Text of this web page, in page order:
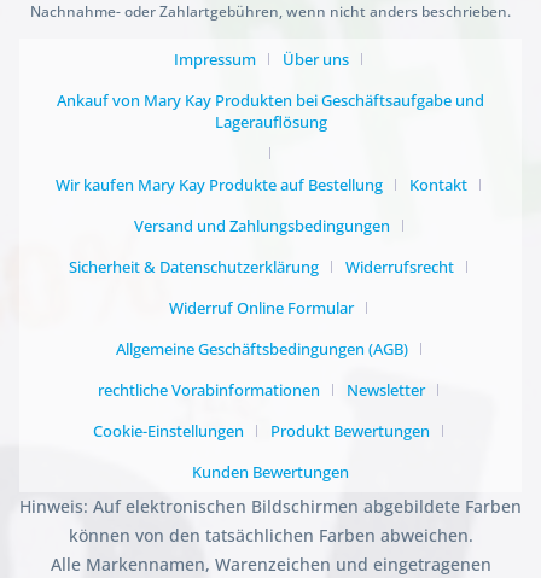
Nachnahme- oder Zahlartgebühren, wenn nicht anders beschrieben.
Impressum
Über uns
Ankauf von Mary Kay Produkten bei Geschäftsaufgabe und
Lagerauflösung
Wir kaufen Mary Kay Produkte auf Bestellung
Kontakt
Versand und Zahlungsbedingungen
Sicherheit & Datenschutzerklärung
Widerrufsrecht
Widerruf Online Formular
Allgemeine Geschäftsbedingungen (AGB)
rechtliche Vorabinformationen
Newsletter
Cookie-Einstellungen
Produkt Bewertungen
Kunden Bewertungen
Hinweis: Auf elektronischen Bildschirmen abgebildete Farben
können von den tatsächlichen Farben abweichen.
Alle Markennamen, Warenzeichen und eingetragenen